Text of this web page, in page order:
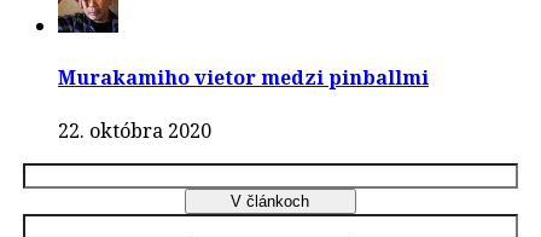
Murakamiho vietor medzi pinballmi
22. októbra 2020